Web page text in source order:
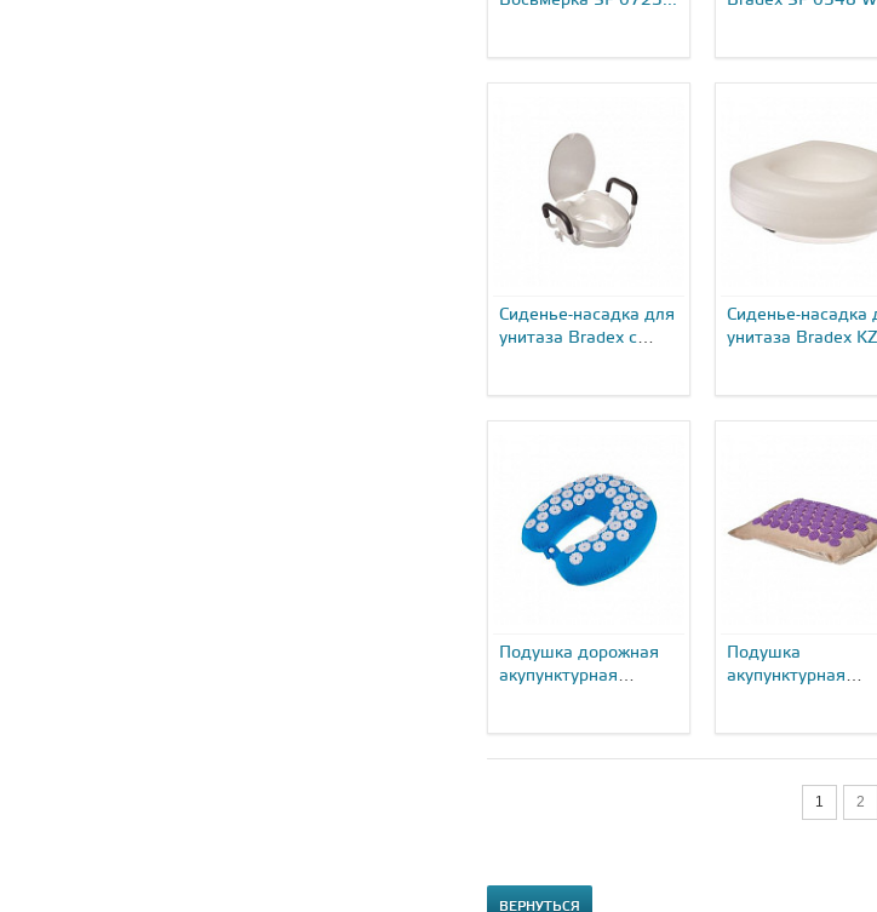
Сиденье-насадка для
унитаза Bradex с
Сиденье-насадка
унитаза Bradex KZ
Подушка дорожная
акупунктурная
Подушка
акупунктурная
1 2
ВЕРНУТЬСЯ